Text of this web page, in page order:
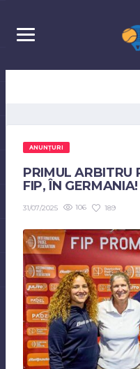
ANUNȚURI
PRIMUL ARBITRU
FIP, ÎN GERMANIA!
31/07/2025 106 189